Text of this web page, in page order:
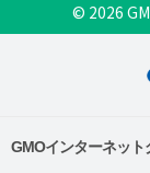
© 2026